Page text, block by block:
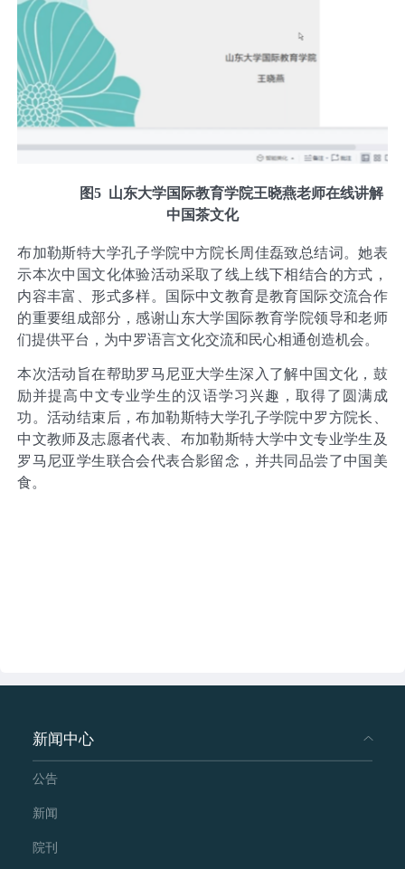
图5 山东大学国际教育学院王晓燕老师在线讲解
中国茶文化
布加勒斯特大学孔子学院中方院长周佳磊致总结词。她表
示本次中国文化体验活动采取了线上线下相结合的方式，
内容丰富、形式多样。国际中文教育是教育国际交流合作
的重要组成部分，感谢山东大学国际教育学院领导和老师
们提供平台，为中罗语言文化交流和民心相通创造机会。
本次活动旨在帮助罗马尼亚大学生深入了解中国文化，鼓
励并提高中文专业学生的汉语学习兴趣，取得了圆满成
功。活动结束后，布加勒斯特大学孔子学院中罗方院长、
中文教师及志愿者代表、布加勒斯特大学中文专业学生及
罗马尼亚学生联合会代表合影留念，并共同品尝了中国美
食。
新闻中心
公告
新闻
院刊